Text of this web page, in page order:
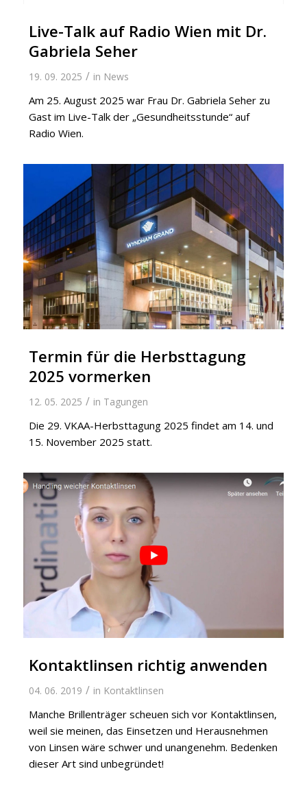
Live-Talk auf Radio Wien mit Dr.
Gabriela Seher
19. 09. 2025 / in News
Am 25. August 2025 war Frau Dr. Gabriela Seher zu
Gast im Live-Talk der „Gesundheitsstunde“ auf
Radio Wien.
Termin für die Herbsttagung
2025 vormerken
12. 05. 2025 / in Tagungen
Die 29. VKAA-Herbsttagung 2025 findet am 14. und
15. November 2025 statt.
Kontaktlinsen richtig anwenden
04. 06. 2019 / in Kontaktlinsen
Manche Brillenträger scheuen sich vor Kontaktlinsen,
weil sie meinen, das Einsetzen und Herausnehmen
von Linsen wäre schwer und unangenehm. Bedenken
dieser Art sind unbegründet!